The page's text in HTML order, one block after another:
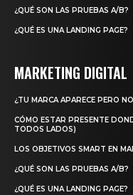
¿QUÉ SON LAS PRUEBAS A/B?
¿QUÉ ES UNA LANDING PAGE?
MARKETING DIGITAL
¿TU MARCA APARECE PERO
CÓMO ESTAR PRESENTE
TODOS LADOS)
LOS OBJETIVOS SMART EN
¿QUÉ SON LAS PRUEBAS A/B?
¿QUÉ ES UNA LANDING PAGE?